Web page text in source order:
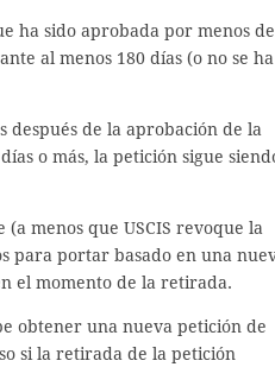
ha sido aprobada por menos de
al menos 180 días (o no se ha
después de la aprobación de la
o más, la petición sigue
menos que USCIS revoque la
para portar basado en una
el momento de la retirada.
obtener una nueva petición de
si la retirada de la petición